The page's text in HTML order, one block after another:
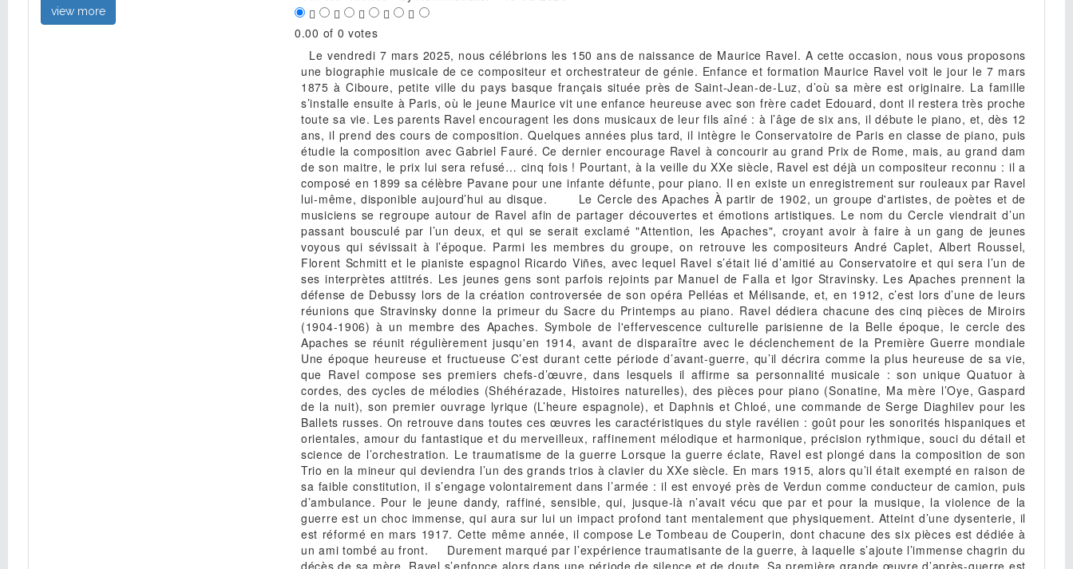
view more
0.00 of 0 votes
Le vendredi 7 mars 2025, nous célébrions les 150 ans de naissance de Maurice Ravel. A cette occasion, nous vous proposons une biographie musicale de ce compositeur et orchestrateur de génie. Enfance et formation Maurice Ravel voit le jour le 7 mars 1875 à Ciboure, petite ville du pays basque français située près de Saint-Jean-de-Luz, d’où sa mère est originaire. La famille s’installe ensuite à Paris, où le jeune Maurice vit une enfance heureuse avec son frère cadet Edouard, dont il restera très proche toute sa vie. Les parents Ravel encouragent les dons musicaux de leur fils aîné : à l’âge de six ans, il débute le piano, et, dès 12 ans, il prend des cours de composition. Quelques années plus tard, il intègre le Conservatoire de Paris en classe de piano, puis étudie la composition avec Gabriel Fauré. Ce dernier encourage Ravel à concourir au grand Prix de Rome, mais, au grand dam de son maitre, le prix lui sera refusé… cinq fois ! Pourtant, à la veille du XXe siècle, Ravel est déjà un compositeur reconnu : il a composé en 1899 sa célèbre Pavane pour une infante défunte, pour piano. Il en existe un enregistrement sur rouleaux par Ravel lui-même, disponible aujourd’hui au disque. Le Cercle des Apaches À partir de 1902, un groupe d'artistes, de poètes et de musiciens se regroupe autour de Ravel afin de partager découvertes et émotions artistiques. Le nom du Cercle viendrait d’un passant bousculé par l’un deux, et qui se serait exclamé "Attention, les Apaches", croyant avoir à faire à un gang de jeunes voyous qui sévissait à l’époque. Parmi les membres du groupe, on retrouve les compositeurs André Caplet, Albert Roussel, Florent Schmitt et le pianiste espagnol Ricardo Viñes, avec lequel Ravel s’était lié d’amitié au Conservatoire et qui sera l’un de ses interprètes attitrés. Les jeunes gens sont parfois rejoints par Manuel de Falla et Igor Stravinsky. Les Apaches prennent la défense de Debussy lors de la création controversée de son opéra Pelléas et Mélisande, et, en 1912, c’est lors d’une de leurs réunions que Stravinsky donne la primeur du Sacre du Printemps au piano. Ravel dédiera chacune des cinq pièces de Miroirs (1904-1906) à un membre des Apaches. Symbole de l'effervescence culturelle parisienne de la Belle époque, le cercle des Apaches se réunit régulièrement jusqu'en 1914, avant de disparaître avec le déclenchement de la Première Guerre mondiale Une époque heureuse et fructueuse C’est durant cette période d’avant-guerre, qu’il décrira comme la plus heureuse de sa vie, que Ravel compose ses premiers chefs-d’œuvre, dans lesquels il affirme sa personnalité musicale : son unique Quatuor à cordes, des cycles de mélodies (Shéhérazade, Histoires naturelles), des pièces pour piano (Sonatine, Ma mère l’Oye, Gaspard de la nuit), son premier ouvrage lyrique (L’heure espagnole), et Daphnis et Chloé, une commande de Serge Diaghilev pour les Ballets russes. On retrouve dans toutes ces œuvres les caractéristiques du style ravélien : goût pour les sonorités hispaniques et orientales, amour du fantastique et du merveilleux, raffinement mélodique et harmonique, précision rythmique, souci du détail et science de l’orchestration. Le traumatisme de la guerre Lorsque la guerre éclate, Ravel est plongé dans la composition de son Trio en la mineur qui deviendra l’un des grands trios à clavier du XXe siècle. En mars 1915, alors qu’il était exempté en raison de sa faible constitution, il s’engage volontairement dans l’armée : il est envoyé près de Verdun comme conducteur de camion, puis d’ambulance. Pour le jeune dandy, raffiné, sensible, qui, jusque-là n’avait vécu que par et pour la musique, la violence de la guerre est un choc immense, qui aura sur lui un impact profond tant mentalement que physiquement. Atteint d’une dysenterie, il est réformé en mars 1917. Cette même année, il compose Le Tombeau de Couperin, dont chacune des six pièces est dédiée à un ami tombé au front. Durement marqué par l’expérience traumatisante de la guerre, à laquelle s’ajoute l’immense chagrin du décès de sa mère, Ravel s’enfonce alors dans une période de silence et de doute. Sa première grande œuvre d’après-guerre est une nouvelle commande de Diaghilev. Allégorie de la grandeur, de la décadence et de la destruction de la civilisation occidentale broyée par le guerre, la Valse, que Ravel avait conçu comme ‘’un tourbillon fantastique et fatal’’ sera finalement refusée par Diaghilev, mais obtiendra un grand succès au concert. Une célébrité à Montfort-l’Amaury Après la mort de Claude Debussy, en 1918, Ravel est considéré comme le plus grand compositeur français vivant. Si les rapports entre les deux hommes ont toujours été distants, Ravel a toujours éprouvé une profonde estime pour son ainé : il lui dédie sa Sonate pour violon et violoncelle. En 1921, Ravel, voulant s’éloigner de l’agitation de la capitale, achète une maison à Montfort-l'Amaury, petite ville située à 40 km à l’ouest de Paris, en bordure de la forêt de Rambouillet. Cette maison, qu’il appelle Le Belvédère, est aujourd’hui La Maison-Musée Maurice Ravel. C’est dans ce havre de paix, aménagé à son image (jardin japonais, collections de porcelaines asiatiques, de jouets mécaniques, d’horloges) que Ravel vivra une vie paisible, entrecoupée de séjours au Pays basque et de tournées de concerts en France et à l'étranger. C’est là aussi qu’il composera la plus grande partie de ces dernières œuvres. Mais sa production musicale s’est considérablement ralentie : durant les douze dernières années de son activité créatrice, il ne composera en moyenne qu’une œuvre par an. Mais quelles œuvres ! Citons Les Chansons madécasses, dont il dira que c’était l’œuvre dont il était le plus fier ; Tzigane, pour violon et orchestre, sous-titré ‘’morceau de virtuosité dans le goût d'une rhapsodie ; Boléro, devenu un succès planétaire jamais démenti ; L’Enfant et les sortilèges, fantaisie lyrique sur un livret de Colette, dans laquelle Ravel magnifie son goût pour la féerie et le monde de l’enfance ; les deux concertos pour piano ; et enfin Don Quichotte à Dulcinée, trois mélodies pour baryton et piano, sa dernière œuvre achevée, composée en 1932. Un orchestrateur de génie Le génie et l’imagination de Ravel se manifestent également dans son art de l’orchestration. Le Lever du jour de Daphnis et Chloé (1912) est souvent considéré comme le sommet de son art orchestral. Le célébrissime Boléro, composé à la demande de la danseuse russe Ida Rubinstein en est un autre exemple. Basé sur un thème unique se déroulant sur un ostinato hypnotique, le Boléro, que Ravel considérait comme un simple exercice d’orchestration, fascine les auditeurs. Le critique musical Émile Vuillermoz parle de la "magie de la couleur" et des "vingt changements d'éclairage qui nous conduisent, émerveillés, d'un bout à l'autre de ce paradoxe musical". Et il ajoute qu’il n'y a pas, "dans toute l'histoire de la musique, un exemple d'une virtuosité pareille". Ravel orchestre également certaines de ses pièces originalement écrites pour piano : la Pavane pour une infante défunte, Ma mère l’Oye, ou Le Tombeau de Couperin. En 1922, à la demande du chef d'orchestre russo-américain Serge Koussevitzky, il réalise une extraordinaire orchestration des Tableaux d’une exposition, grande fresque pianistique composée 50 ans auparavant par Modeste Moussorgski. Encore une fois, Ravel se révèle comme le maitre du colorisme musical, et réussit le tour de force de conserver "l'esprit russe" de Moussorgski, tout en intégrante sa "pâte sonore" novatrice. Cette version orchestrale fait maintenant partie du grand répertoire symphonique, et est souvent présentée comme les "Tableaux d’une exposition de Moussorgski-Ravel". La musique pour seule maîtresse Ravel mena une vie privée discrète : on ne lui connait aucune liaison, ni féminine, ni masculine. Quand on lui demandait pourquoi il ne se mariait pas, il répondait : "J’ai une épouse depuis bien longtemps, c’est la musique". Il menait cependant une vie sociale très riche : il se rendait souvent à Paris, au concert et au théâtre, et fréquentait les cafés et cabarets à la mode. Au Belvédère, il était entouré d’amis fidèles : les compositeurs Arthur Honegger, Jacques Ibert, Florent Schmitt et Germaine Tailleferre, les pianistes Marguerite Long, Robert Casadesus, Jacques Février et Vlado Perlemuter, la violoniste Hélène Jourdan-Morhange, et son fidèle élève, le compositeur et chef d’orchestre Manuel Rosenthal, qui apportera de nombreux témoignages précieux de la vie de son maître et ami. Tournée américaine En 1928, Maurice Ravel est au sommet de sa gloire. Il entreprend alors une tournée de quatre mois aux États-Unis et au Canada, où il se produit comme pianiste, dirige des orchestres, donne des interviews et des conférences sur la musique contemporaine. Partout, il remporte un immense succès. À New York, il rencontre le jeune George Gershwin, avec lequel il fréquente les clubs de jazz de Harlem. Ravel voyait dans le jazz une source d’inspiration, comme le montre le deuxième mouvement de sa Sonate pour violon et piano, intitulé Blues. Il trouvait que les Américains, prenaient "le jazz trop à la légère", et était convaincu "que c’est lui donnera(it) naissance à la musique nationale des États-Unis". A son retour en France, Ravel compose le fameux Boléro, puis, simultanément, ses deux dernières œuvres majeures, deux concertos pour piano qui seront créés en janvier 1932 : le Concerto en sol et le Concerto pour la main gauche, écrit pour le pianiste Paul Wittgenstein, qui avait perdu son bras droit au cours de la guerre. Le Concerto en sol sera ensuite jouée dans toute l’Europe lors d’une tournée triomphale, avec en soliste la pianiste Marguerite Long. Le mouvement lent reste l’une des pages les plus émouvantes de toute l’histoire de la musique. Un douloureux silence "La musique peut tout entreprendre, tout oser et tout peindre, pourvu qu’elle charme et reste enfin et toujours la musique." Ravel,